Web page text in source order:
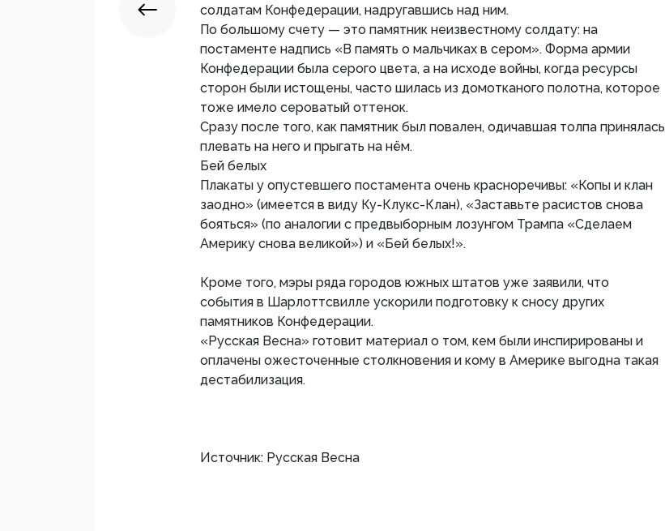
солдатам Конфедерации, надругавшись над ним.
По большому счету — это памятник неизвестному солдату: на
постаменте надпись «В память о мальчиках в сером». Форма армии
Конфедерации была серого цвета, а на исходе войны, когда ресурсы
сторон были истощены, часто шилась из домотканого полотна, которое
тоже имело сероватый оттенок.
Сразу после того, как памятник был повален, одичавшая толпа принялась
плевать на него и прыгать на нём.
Бей белых
Плакаты у опустевшего постамента очень красноречивы: «Копы и клан
заодно» (имеется в виду Ку-Клукс-Клан), «Заставьте расистов снова
бояться» (по аналогии с предвыборным лозунгом Трампа «Сделаем
Америку снова великой») и «Бей белых!».
Кроме того, мэры ряда городов южных штатов уже заявили, что
события в Шарлоттсвилле ускорили подготовку к сносу других
памятников Конфедерации.
«Русская Весна» готовит материал о том, кем были инспирированы и
оплачены ожесточенные столкновения и кому в Америке выгодна такая
дестабилизация.
Источник: Русская Весна